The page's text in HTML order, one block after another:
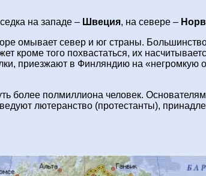
на западе – Швеция, на севере –
омывает север и юг страны.
кроме того похвастаться, их
приезжают в Финляндию на «негромкую
более полмиллиона человек.
лютеранство (протестанты),